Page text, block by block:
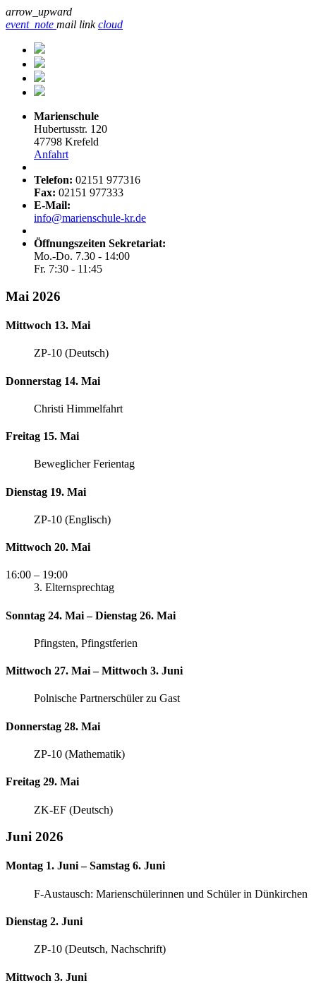
arrow_upward
event_note mail link cloud
Marienschule
Hubertusstr. 120
47798 Krefeld
Anfahrt
Telefon: 02151 977316
Fax: 02151 977333
E-Mail:
info@marienschule-kr.de
Öffnungszeiten Sekretariat:
Mo.-Do. 7.30 - 14:00
Fr. 7:30 - 11:45
Mai 2026
Mittwoch 13. Mai
ZP-10 (Deutsch)
Donnerstag 14. Mai
Christi Himmelfahrt
Freitag 15. Mai
Beweglicher Ferientag
Dienstag 19. Mai
ZP-10 (Englisch)
Mittwoch 20. Mai
16:00 – 19:00
3. Elternsprechtag
Sonntag 24. Mai – Dienstag 26. Mai
Pfingsten, Pfingstferien
Mittwoch 27. Mai – Mittwoch 3. Juni
Polnische Partnerschüler zu Gast
Donnerstag 28. Mai
ZP-10 (Mathematik)
Freitag 29. Mai
ZK-EF (Deutsch)
Juni 2026
Montag 1. Juni – Samstag 6. Juni
F-Austausch: Marienschülerinnen und Schüler in Dünkirchen
Dienstag 2. Juni
ZP-10 (Deutsch, Nachschrift)
Mittwoch 3. Juni